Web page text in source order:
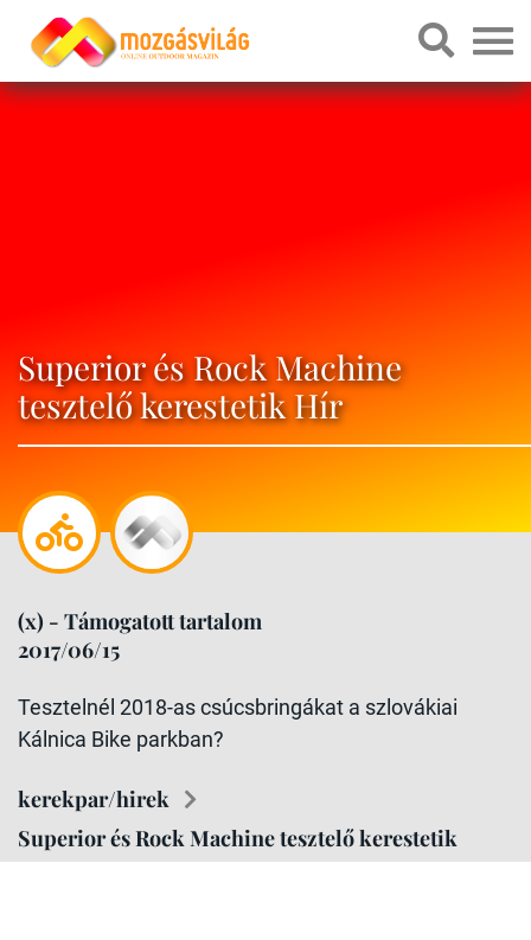
Superior és Rock Machine
tesztelő kerestetik Hír
(x) - Támogatott tartalom
2017/06/15
Tesztelnél 2018-as csúcsbringákat a szlovákiai
Kálnica Bike parkban?
kerekpar/hirek
Superior és Rock Machine tesztelő kerestetik